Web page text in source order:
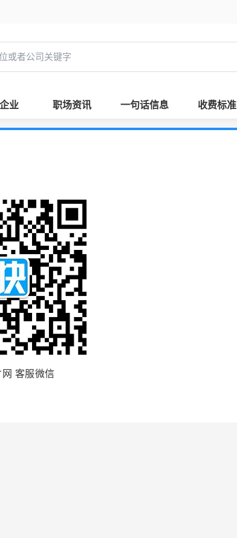
业 职场资讯 一句话信息 收费标准
网 客服微信